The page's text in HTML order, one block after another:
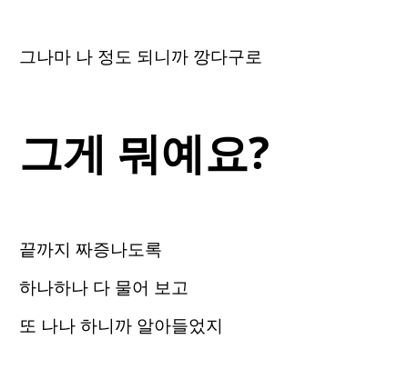
그나마 나 정도 되니까 깡다구로
그게 뭐예요?
끝까지 짜증나도록
하나하나 다 물어 보고
또 나나 하니까 알아들었지